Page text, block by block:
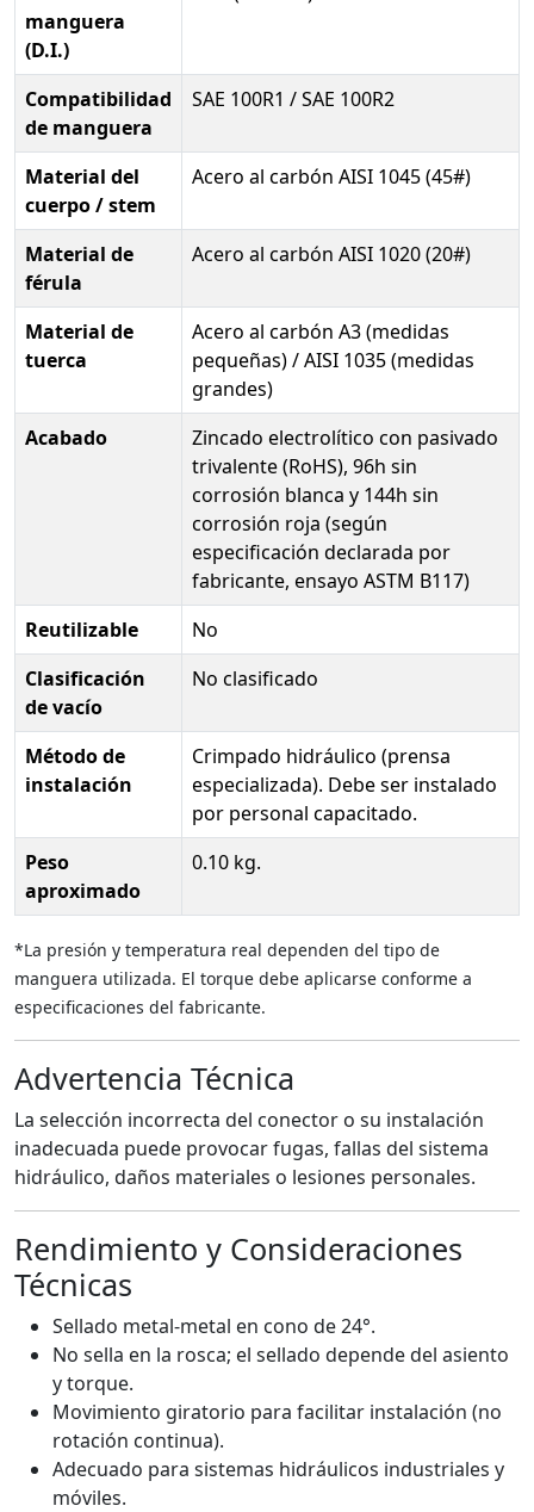
manguera
(D.I.)
Compatibilidad
de manguera
SAE 100R1 / SAE 100R2
Material del
cuerpo / stem
Acero al carbón AISI 1045 (45#)
Material de
férula
Acero al carbón AISI 1020 (20#)
Material de
tuerca
Acero al carbón A3 (medidas
pequeñas) / AISI 1035 (medidas
grandes)
Acabado
Zincado electrolítico con pasivado
trivalente (RoHS), 96h sin
corrosión blanca y 144h sin
corrosión roja (según
especificación declarada por
fabricante, ensayo ASTM B117)
Reutilizable
No
Clasificación
de vacío
No clasificado
Método de
instalación
Crimpado hidráulico (prensa
especializada). Debe ser instalado
por personal capacitado.
Peso
aproximado
0.10 kg.
*La presión y temperatura real dependen del tipo de
manguera utilizada. El torque debe aplicarse conforme a
especificaciones del fabricante.
Advertencia Técnica
La selección incorrecta del conector o su instalación
inadecuada puede provocar fugas, fallas del sistema
hidráulico, daños materiales o lesiones personales.
Rendimiento y Consideraciones
Técnicas
Sellado metal-metal en cono de 24°.
No sella en la rosca; el sellado depende del asiento
y torque.
Movimiento giratorio para facilitar instalación (no
rotación continua).
Adecuado para sistemas hidráulicos industriales y
móviles.